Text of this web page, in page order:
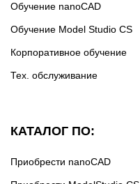
Обучение nanoCAD
Обучение Model Studio CS
Корпоративное обучение
Тех. обслуживание
КАТАЛОГ ПО:
Приобрести nanoCAD